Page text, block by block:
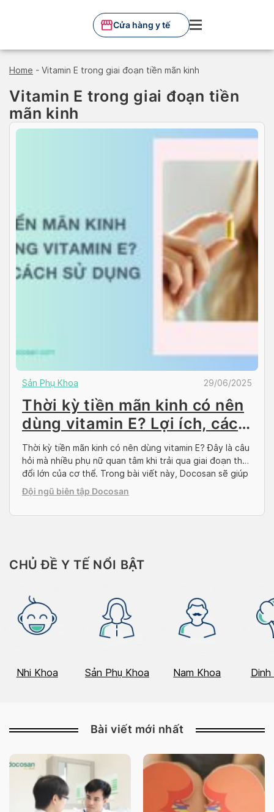
Cửa hàng y tế
Home - Vitamin E trong giai đoạn tiền mãn kinh
Vitamin E trong giai đoạn tiền
mãn kinh
Sản Phụ Khoa 29/06/2025
Thời kỳ tiền mãn kinh có nên
dùng vitamin E? Lợi ích, cách
sử dụng
Thời kỳ tiền mãn kinh có nên dùng vitamin E? Đây là câu
hỏi mà nhiều phụ nữ quan tâm khi trải qua giai đoạn thay
đổi lớn của cơ thể. Trong bài viết này, Docosan sẽ giúp
bạn hiểu rõ hơn về tác động của tiền mãn kinh đến sức
khỏe và cách bổ […]
Đội ngũ biên tập Docosan
CHỦ ĐỀ Y TẾ NỔI BẬT
Nhi Khoa Sản Phụ Khoa Nam Khoa Dinh
Bài viết mới nhất